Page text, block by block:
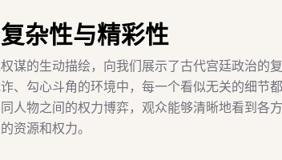
杂性与精彩性
谋的生动描绘，向我们展示了古代宫廷政治的
、勾心斗角的环境中，每一个看似无关的细节
人物之间的权力博弈，观众能够清晰地看到各
资源和权力。